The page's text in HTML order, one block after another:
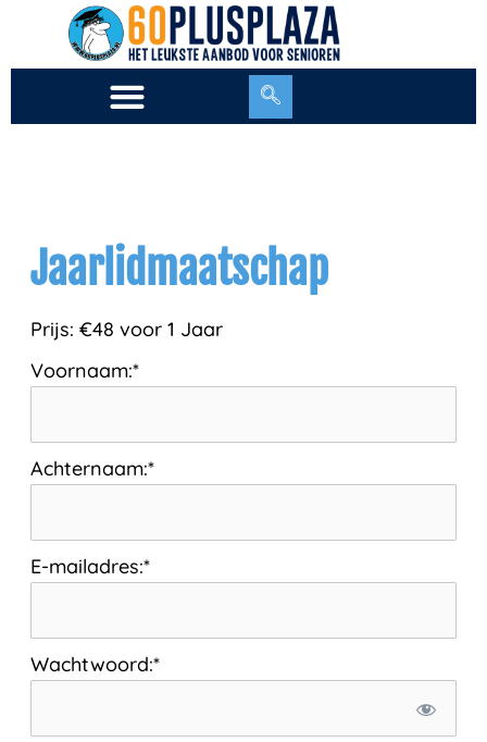
de
Jaarlidmaatschap
Prijs: €48 voor 1 Jaar
Voornaam:*
Achternaam:*
E-mailadres:*
Wachtwoord:*